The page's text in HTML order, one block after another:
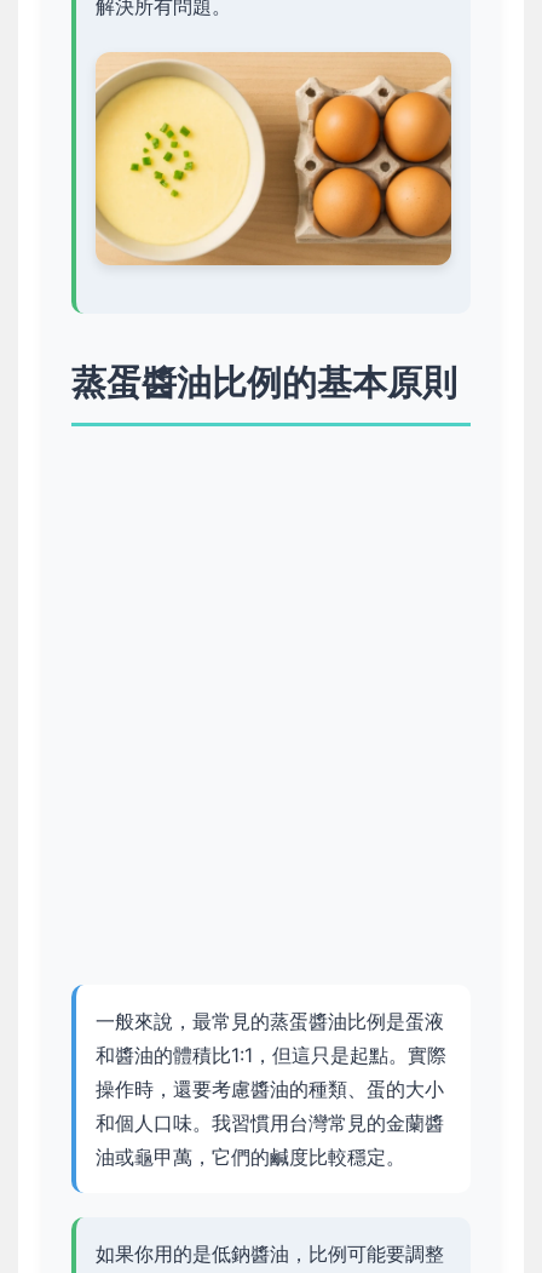
解決所有問題。
蒸蛋醬油比例的基本原則
一般來說，最常見的蒸蛋醬油比例是蛋液
和醬油的體積比1:1，但這只是起點。實際
操作時，還要考慮醬油的種類、蛋的大小
和個人口味。我習慣用台灣常見的金蘭醬
油或龜甲萬，它們的鹹度比較穩定。
如果你用的是低鈉醬油，比例可能要調整